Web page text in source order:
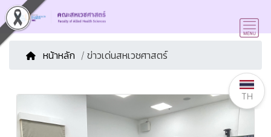
หน้าหลัก / ข่าวเด่นสหเวชศาสตร์
TH